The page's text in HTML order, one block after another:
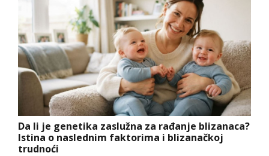
Da li je genetika zaslužna za rađanje blizanaca?
Istina o naslednim faktorima i blizanačkoj
trudnoći